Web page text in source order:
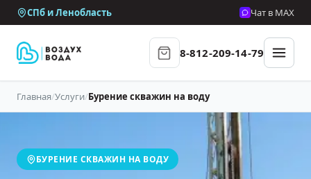
СПб и Ленобласть Чат в MAX
8-812-209-14-79
Главная/Услуги/Бурение скважин на воду
БУРЕНИЕ СКВАЖИН НА ВОДУ